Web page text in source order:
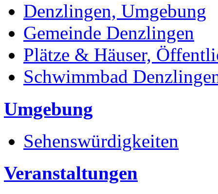
Denzlingen, Umgebung
Gemeinde Denzlingen
Plätze & Häuser,
Schwimmbad
Umgebung
Sehenswürdigkeiten
Veranstaltungen